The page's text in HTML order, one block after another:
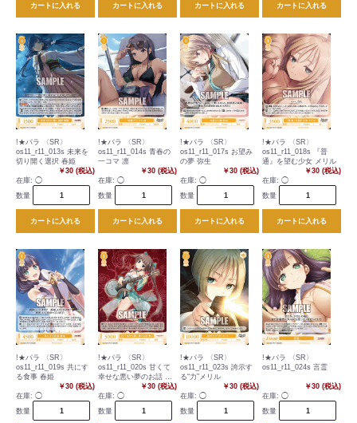
カートに入れる カートに入れる カートに入れる カートに入れる
!★パラ 〈SR〉
os11_r11_013s 未来を
切り開く選択 春姫
￥30 (税込)
在庫: ◯
数量
カートに入れる
!★パラ 〈SR〉
os11_r11_014s 青春の
一コマ 凛
￥30 (税込)
在庫: ◯
数量
カートに入れる
!★パラ 〈SR〉
os11_r11_017s お望み
の夢 弥生
￥30 (税込)
在庫: ◯
数量
カートに入れる
!★パラ 〈SR〉
os11_r11_018s 『普
通』を望む少女 メリル
￥30 (税込)
在庫: ◯
数量
カートに入れる
!★パラ 〈SR〉
os11_r11_019s 共にす
る食事 春姫
￥30 (税込)
在庫: ◯
数量
!★パラ 〈SR〉
os11_r11_020s 甘くて
幸せな悪い夢のお話 景
￥30 (税込)
在庫: ◯
数量
!★パラ 〈SR〉
os11_r11_023s 誇示す
る“力”メリル
￥30 (税込)
在庫: ◯
数量
!★パラ 〈SR〉
os11_r11_024s 言霊
￥30 (税込)
在庫: ◯
数量